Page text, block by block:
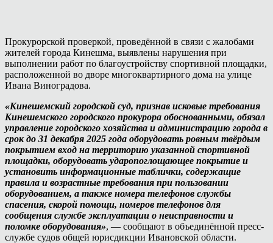
Прокурорской проверкой, проведённой в связи с жалобами
жителей города Кинешма, выявлены нарушения при
выполнении работ по благоустройству спортивной площадки,
расположенной во дворе многоквартирного дома на улице
Ивана Виноградова.
«Кинешемский городской суд, признав исковые требования
Кинешемского городского прокурора обоснованными, обязал
управление городского хозяйства и администрацию города в
срок до 31 декабря 2025 года оборудовать ровным твёрдым
покрытием вход на территорию указанной спортивной
площадки, оборудовать ударопоглощающее покрытие и
установить информационные таблички, содержащие
правила и возрастные требования при пользовании
оборудованием, а также номера телефонов службы
спасения, скорой помощи, номеров телефонов для
сообщения службе эксплуатации о неисправности и
поломке оборудования», — сообщают в объединённой пресс-
службе судов общей юрисдикции Ивановской области.